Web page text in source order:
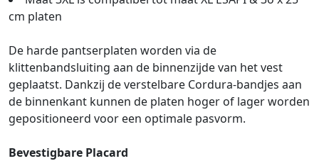
cm platen
De harde pantserplaten worden via de
klittenbandsluiting aan de binnenzijde van het vest
geplaatst. Dankzij de verstelbare Cordura-bandjes aan
de binnenkant kunnen de platen hoger of lager worden
gepositioneerd voor een optimale pasvorm.
Bevestigbare Placard